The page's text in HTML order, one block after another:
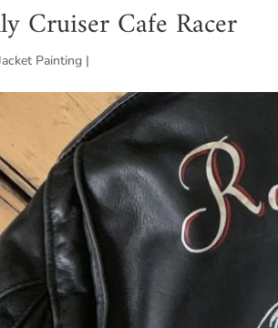
Cruiser Cafe Racer
Painting |